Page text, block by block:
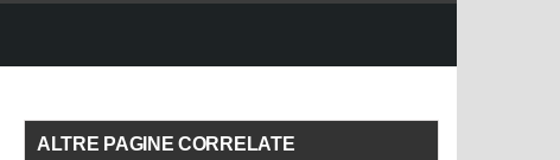
ALTRE PAGINE CORRELATE